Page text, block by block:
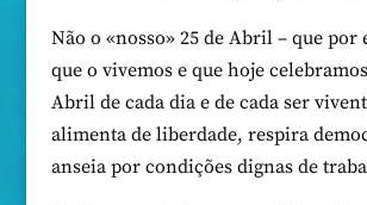
Não o «nosso» 25 de Abril – que por
que o vivemos e que hoje
Abril de cada dia e de cada ser
alimenta de liberdade, respira
anseia por condições dignas de